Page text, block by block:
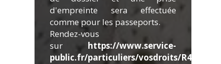
d'empreinte sera effectuée
comme pour les passeports.
Rendez-vous
sur https://www.service-
public.fr/particuliers/vosdroits/R45668